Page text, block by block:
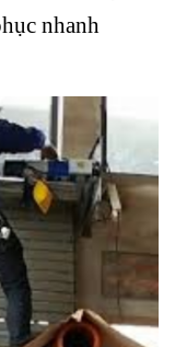
nhanh